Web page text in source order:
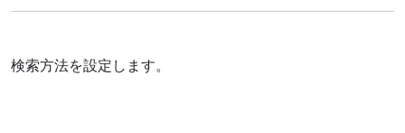
検索方法を設定します。